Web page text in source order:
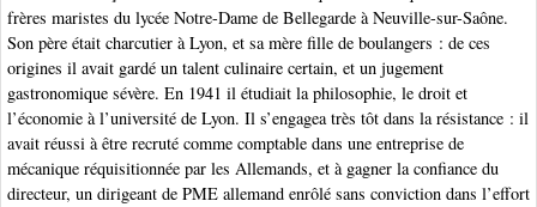
frères maristes du lycée Notre-Dame de Bellegarde à Neuville-sur-Saône.
Son père était charcutier à Lyon, et sa mère fille de boulangers : de ces
origines il avait gardé un talent culinaire certain, et un jugement
gastronomique sévère. En 1941 il étudiait la philosophie, le droit et
l’économie à l’université de Lyon. Il s’engagea très tôt dans la résistance : il
avait réussi à être recruté comme comptable dans une entreprise de
mécanique réquisitionnée par les Allemands, et à gagner la confiance du
directeur, un dirigeant de PME allemand enrôlé sans conviction dans l’effort